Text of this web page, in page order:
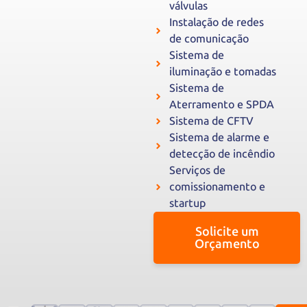
válvulas
Instalação de redes
de comunicação
Sistema de
iluminação e tomadas
Sistema de
Aterramento e SPDA
Sistema de CFTV
Sistema de alarme e
detecção de incêndio
Serviços de
comissionamento e
startup
Solicite um
Orçamento